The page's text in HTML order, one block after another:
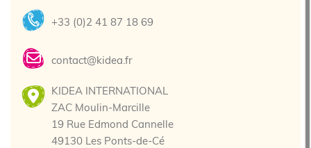
+33 (0)2 41 87 18 69
contact@kidea.fr
KIDEA INTERNATIONAL
ZAC Moulin-Marcille
19 Rue Edmond Cannelle
49130 Les Ponts-de-Cé